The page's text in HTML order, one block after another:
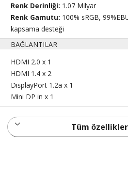
Renk Derinliği: 1.07 Milyar
Renk Gamutu: 100% sRGB,
kapsama desteği
BAĞLANTILAR
HDMI 2.0 x 1
HDMI 1.4 x 2
DisplayPort 1.2a x 1
Mini DP in x 1
Tüm